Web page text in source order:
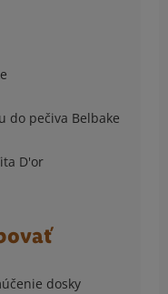
do pečiva Belbake
D'or
dosky